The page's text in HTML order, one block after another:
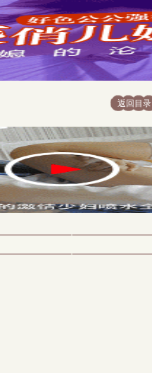
返回目录